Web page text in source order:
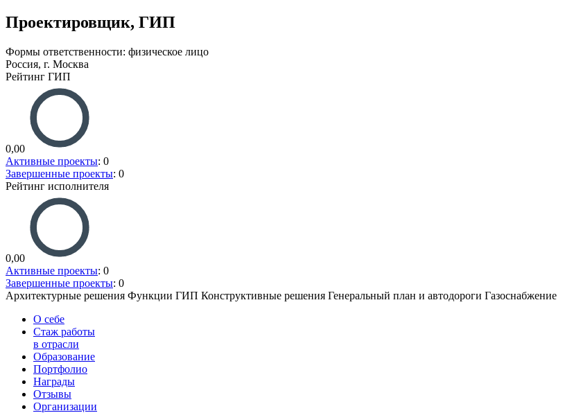
Проектировщик, ГИП
Формы ответственности: физическое лицо
Россия, г. Москва
Рейтинг ГИП
0,00
Активные проекты: 0
Завершенные проекты: 0
Рейтинг исполнителя
0,00
Активные проекты: 0
Завершенные проекты: 0
Архитектурные решения Функции ГИП Конструктивные решения Генеральный план и автодороги Газоснабжение
О себе
Стаж работы
в отрасли
Образование
Портфолио
Награды
Отзывы
Организации